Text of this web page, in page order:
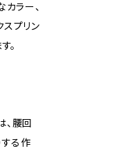
ラー、
プリン
。
腰回
する作